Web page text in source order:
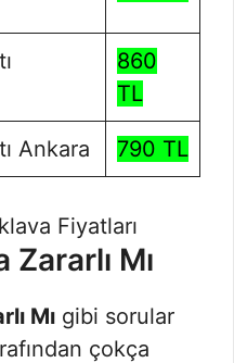
860
TL
Ankara 790 TL
Fiyatları
Zararlı Mı
Mı gibi sorular
çokça